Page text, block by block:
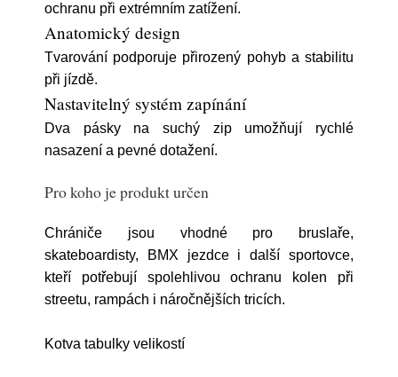
ochranu při extrémním zatížení.
Anatomický design
Tvarování podporuje přirozený pohyb a stabilitu
při jízdě.
Nastavitelný systém zapínání
Dva pásky na suchý zip umožňují rychlé
nasazení a pevné dotažení.
Pro koho je produkt určen
Chrániče jsou vhodné pro bruslaře,
skateboardisty, BMX jezdce i další sportovce,
kteří potřebují spolehlivou ochranu kolen při
streetu, rampách i náročnějších tricích.
Kotva tabulky velikostí